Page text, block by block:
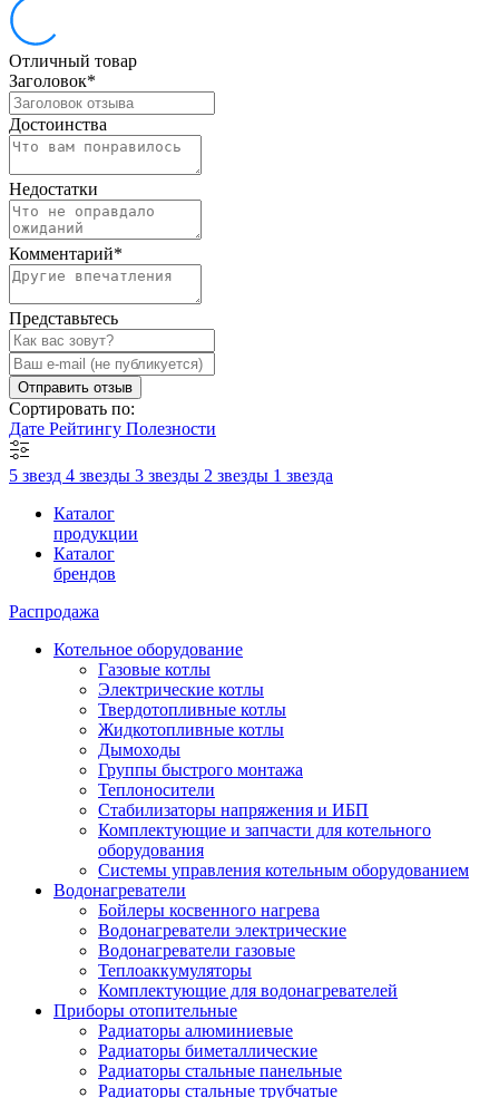
Отличный товар
Заголовок*
Достоинства
Недостатки
Комментарий*
Представьтесь
Отправить отзыв
Сортировать по:
Дате Рейтингу Полезности
5 звезд 4 звезды 3 звезды 2 звезды 1 звезда
Каталог
продукции
Каталог
брендов
Распродажа
Котельное оборудование
Газовые котлы
Электрические котлы
Твердотопливные котлы
Жидкотопливные котлы
Дымоходы
Группы быстрого монтажа
Теплоносители
Стабилизаторы напряжения и ИБП
Комплектующие и запчасти для котельного
оборудования
Системы управления котельным оборудованием
Водонагреватели
Бойлеры косвенного нагрева
Водонагреватели электрические
Водонагреватели газовые
Теплоаккумуляторы
Комплектующие для водонагревателей
Приборы отопительные
Радиаторы алюминиевые
Радиаторы биметаллические
Радиаторы стальные панельные
Радиаторы стальные трубчатые